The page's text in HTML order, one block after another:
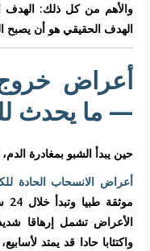
والأهم من كل ذلك: الهدف
الهدف الحقيقي هو أن يصبح
أعراض
— ما يحدث
حين يبدأ الشبو بمغادرة
أعراض الانسحاب الحادة
الأعراض تشمل إرهاقا
واكتئابا حادا قد يمتد